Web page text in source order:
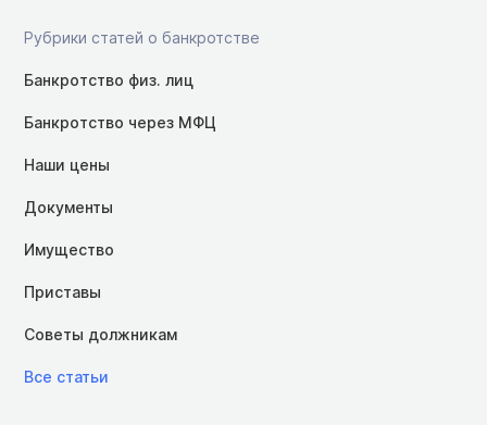
Рубрики статей о банкротстве
Банкротство физ. лиц
Банкротство через МФЦ
Наши цены
Документы
Имущество
Приставы
Советы должникам
Все статьи